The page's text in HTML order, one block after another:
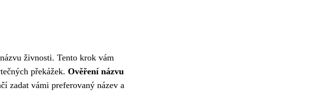
živnosti. Tento krok vám
překážek. Ověření názvu
zadat vámi preferovaný název a